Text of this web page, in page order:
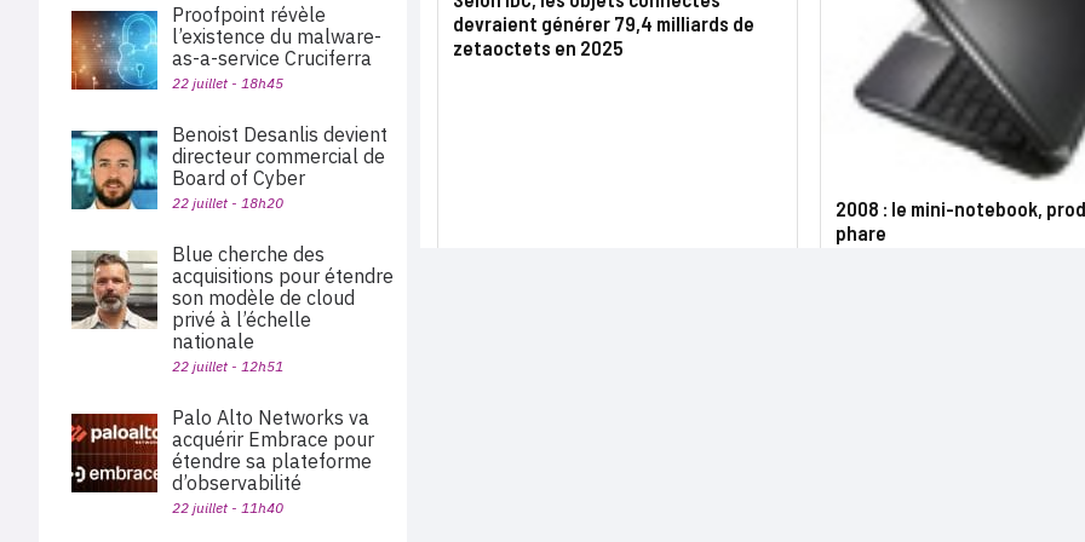
devraient générer 79,4 milliards de
zetaoctets en 2025
2008 : le mini-notebook,
phare
Proofpoint révèle
l’existence du malware-
as-a-service Cruciferra
22 juillet - 18h45
Benoist Desanlis devient
directeur commercial de
Board of Cyber
22 juillet - 18h20
Blue cherche des
acquisitions pour étendre
son modèle de cloud
privé à l’échelle
nationale
22 juillet - 12h51
Palo Alto Networks va
acquérir Embrace pour
étendre sa plateforme
d’observabilité
22 juillet - 11h40